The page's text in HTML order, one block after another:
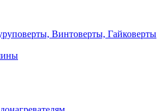
Винтоверты, Гайковерты